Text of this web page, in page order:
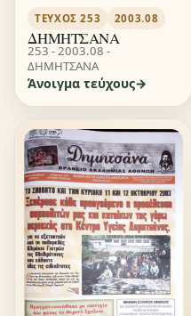
ΤΕΎΧΟΣ 253 2003.08
ΔΗΜΗΤΣΑΝΑ
253 - 2003.08 -
ΔΗΜΗΤΣΑΝΑ
Άνοιγμα τεύχους